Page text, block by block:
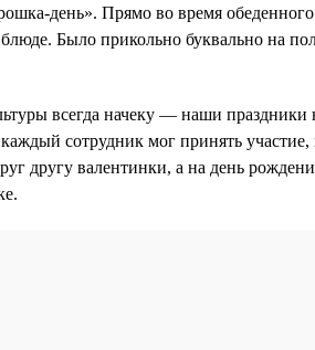
день». Прямо во время
Было прикольно буквально на
всегда начеку — наши праздники
сотрудник мог принять
другу валентинки, а на день